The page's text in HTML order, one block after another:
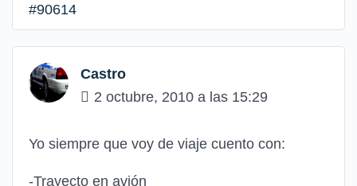
#90614
Castro
2 octubre, 2010 a las 15:29
Yo siempre que voy de viaje cuento con:
-Trayecto en avión